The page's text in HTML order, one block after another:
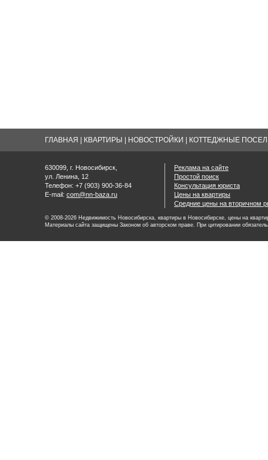
ГЛАВНАЯ КВАРТИРЫ НОВОСТРОЙКИ КОТТЕДЖНЫЕ
630099, г. Новосибирск,
ул. Ленина, 12
Телефон: +7 (903) 900-36-84
E-mail: com@nn-baza.ru
Реклама на сайте
Простой поиск
Консультация юриста
Цены на квартиры
Средние цены на вторичном
© 2008-2026 Недвижимость Новосибирска, квартиры в Новосибирске, цены на
Материалы сайта защищены Законом об авторском праве. При цитировании